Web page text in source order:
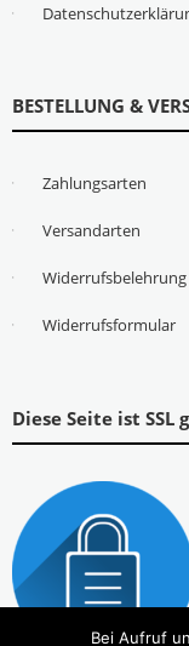
BESTELLUNG &
Zahlungsarten
Versandarten
Widerrufsbelehrung
Widerrufsformular
Diese Seite ist SSL
Bei Aufruf